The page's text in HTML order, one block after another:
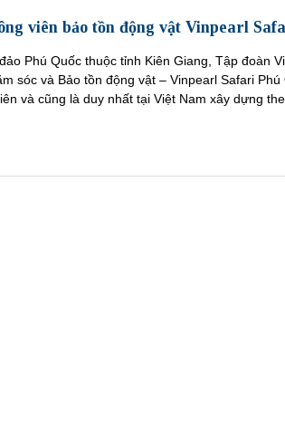
viên bảo tồn động vật Vinpearl
Phú Quốc thuộc tỉnh Kiên Giang, Tập đoàn
sóc và Bảo tồn động vật – Vinpearl Safari Phú
và cũng là duy nhất tại Việt Nam xây dựng